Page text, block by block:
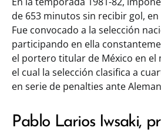
de 653 minutos sin recibir gol,
Fue convocado a la selección
participando en ella
el portero titular de México en el
el cual la selección clasifica a
en serie de penalties ante
Pablo Larios Iwsaki,